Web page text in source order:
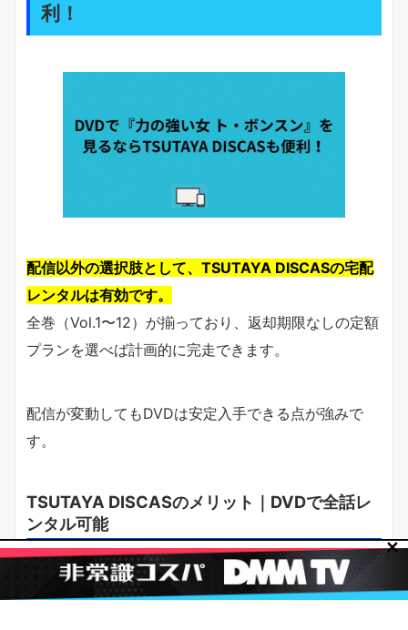
利！
配信以外の選択肢として、TSUTAYA DISCASの宅配
レンタルは有効です。
全巻（Vol.1〜12）が揃っており、返却期限なしの定額
プランを選べば計画的に完走できます。
配信が変動してもDVDは安定入手できる点が強みで
す。
TSUTAYA DISCASのメリット｜DVDで全話レ
ンタル可能
Vol.1〜12で全24話がレンタル可能。
✕